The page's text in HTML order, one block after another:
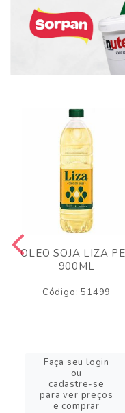
OLEO SOJA LIZA
900ML
Código: 51499
Faça seu login
ou
cadastre-se
para ver preços
e comprar